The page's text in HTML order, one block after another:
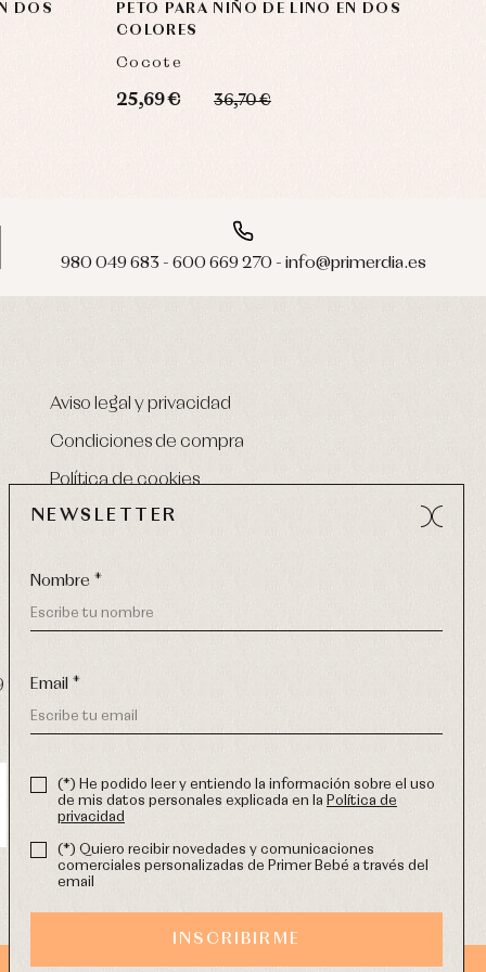
DOS
PETO PARA NIÑO DE LINO EN DOS
COLORES
Cocote
25,69 € 36,70 €
980 049 683 - 600 669 270 - info@primerdia.es
Aviso legal y privacidad
Condiciones de compra
Política de cookies
270-email:
NEWSLETTER
Nombre *
Email *
(*) He podido leer y entiendo la información sobre el uso
de mis datos personales explicada en la Política de
privacidad
(*) Quiero recibir novedades y comunicaciones
comerciales personalizadas de Primer Bebé a través del
email
INSCRIBIRME